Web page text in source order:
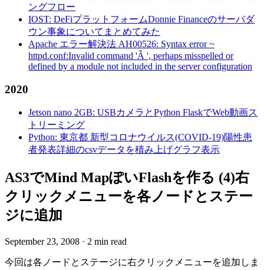
ングフロー
IOST: DeFiプラットフォームDonnie Financeのサーバダ
ウン事象についてまとめてみた
Apache エラー解決法 AH00526: Syntax error ~
httpd.conf:Invalid command 'Â ', perhaps misspelled or
defined by a module not included in the server configuration
2020
Jetson nano 2GB: USBカメラとPython FlaskでWeb動画ス
トリーミング
Python: 東京都 新型コロナウイルス(COVID-19)陽性患
者発表詳細のcsvデータを積み上げグラフ表示
AS3でMind MapぽいFlashを作る (4)右
クリックメニューを各ノードとステー
ジに追加
September 23, 2008 · 2 min read
今回は各ノードとステージに右クリックメニューを追加しま